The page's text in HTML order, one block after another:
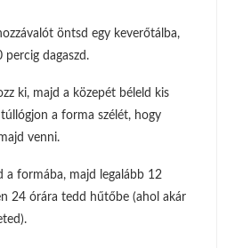
öntsd egy keverőtálba,
dagaszd.
ki, majd a közepét béleld kis
a forma szélét, hogy
venni.
a formába, majd legalább 12
24 órára tedd hűtőbe (ahol akár